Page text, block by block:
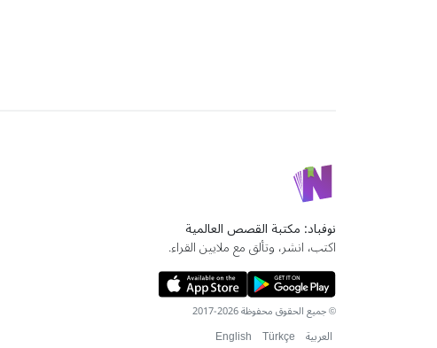
نوفباد: مكتبة القصص العالمية
اكتب، انشر، وتألق مع ملايين القراء.
© جميع الحقوق محفوظة 2026-2017
العربية English Türkçe